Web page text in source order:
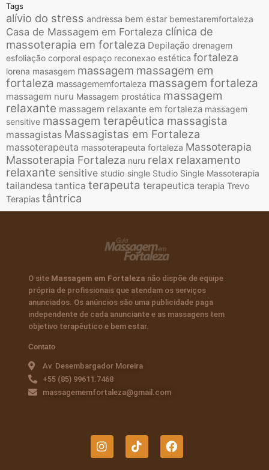
Tags
alívio do stress andressa bem estar bemestaremfortaleza
Casa de Massagem em Fortaleza clínica de
massoterapia em fortaleza Depilação drenagem
esfoliação corporal espaço reconexao estética fortaleza
lorena masasgem massagem massagem em
fortaleza massagememfortaleza massagem fortaleza
massagem nuru Massagem prostática massagem
relaxante massagem relaxante em fortaleza massagem
sensitive massagem terapêutica massagista
massagistas Massagistas em Fortaleza
massoterapeuta massoterapeuta fortaleza Massoterapia
Massoterapia Fortaleza nuru relax relaxamento
relaxante sensitive studio single Studio Single Massoterapia
tailandesa tantica terapeuta terapeutica terapia Trevo
Terapias tântrica
O site Massagem em Fortaleza não dispõe de equipe
própria de profissionais que atendam os serviços
anunciados. Os anúncios são uma publicidade paga
independente de cada anunciante e as massagens tem
objetivo terapêutico e bem estar.
Contato
Av. Desembargador Moreira
+55 (85) 99611.7468
massagememfortaleza@gmail.com
I
n
T
i
F
a